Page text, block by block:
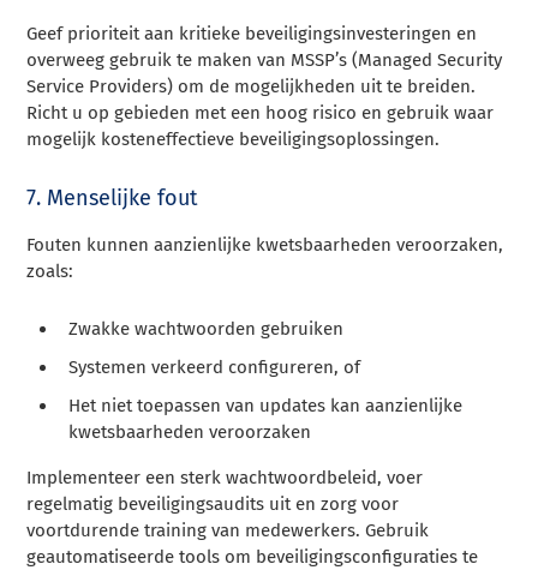
Geef prioriteit aan kritieke beveiligingsinvesteringen en
overweeg gebruik te maken van MSSP’s (Managed Security
Service Providers) om de mogelijkheden uit te breiden.
Richt u op gebieden met een hoog risico en gebruik waar
mogelijk kosteneffectieve beveiligingsoplossingen.
7. Menselijke fout
Fouten kunnen aanzienlijke kwetsbaarheden veroorzaken,
zoals:
Zwakke wachtwoorden gebruiken
Systemen verkeerd configureren, of
Het niet toepassen van updates kan aanzienlijke
kwetsbaarheden veroorzaken
Implementeer een sterk wachtwoordbeleid, voer
regelmatig beveiligingsaudits uit en zorg voor
voortdurende training van medewerkers. Gebruik
geautomatiseerde tools om beveiligingsconfiguraties te